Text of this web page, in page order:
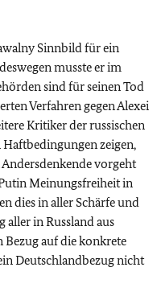
Sinnbild für ein
musste er im
sind für seinen Tod
Verfahren gegen Alexei
Kritiker der russischen
zeigen,
Andersdenkende vorgeht
Meinungsfreiheit in
dies in aller Schärfe und
in Russland aus
auf die konkrete
Deutschlandbezug nicht